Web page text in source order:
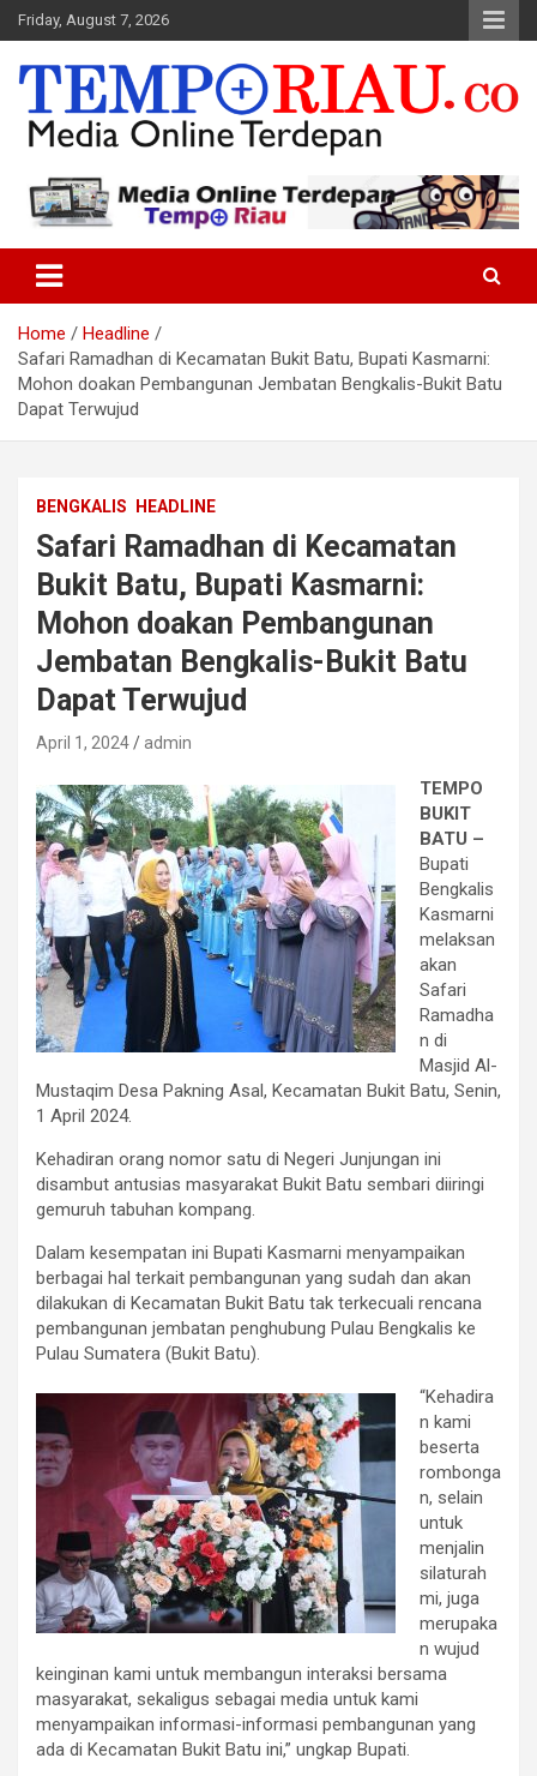
Skip
to
content
Friday, August 7, 2026
Tempo Riau
Home
Headline
Safari Ramadhan di Kecamatan Bukit Batu, Bupati Kasmarni:
Mohon doakan Pembangunan Jembatan Bengkalis-Bukit Batu
Dapat Terwujud
BENGKALIS HEADLINE
Safari Ramadhan di Kecamatan
Bukit Batu, Bupati Kasmarni:
Mohon doakan Pembangunan
Jembatan Bengkalis-Bukit Batu
Dapat Terwujud
April 1, 2024 admin
TEMPO
BUKIT
BATU –
Bupati
Bengkalis
Kasmarni
melaksan
akan
Safari
Ramadha
n di
Masjid Al-
Mustaqim Desa Pakning Asal, Kecamatan Bukit Batu, Senin,
1 April 2024.
Kehadiran orang nomor satu di Negeri Junjungan ini
disambut antusias masyarakat Bukit Batu sembari diiringi
gemuruh tabuhan kompang.
Dalam kesempatan ini Bupati Kasmarni menyampaikan
berbagai hal terkait pembangunan yang sudah dan akan
dilakukan di Kecamatan Bukit Batu tak terkecuali rencana
pembangunan jembatan penghubung Pulau Bengkalis ke
Pulau Sumatera (Bukit Batu).
“Kehadira
n kami
beserta
rombonga
n, selain
untuk
menjalin
silaturah
mi, juga
merupaka
n wujud
keinginan kami untuk membangun interaksi bersama
masyarakat, sekaligus sebagai media untuk kami
menyampaikan informasi-informasi pembangunan yang
ada di Kecamatan Bukit Batu ini,” ungkap Bupati.